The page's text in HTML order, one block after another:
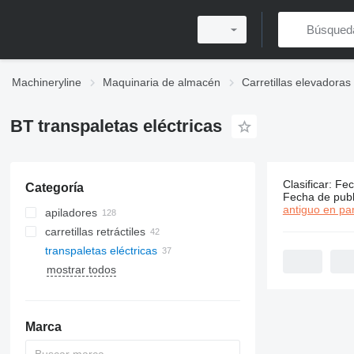
Machineryline Maquinaria de almacén Carretillas elevadoras
BT transpaletas eléctricas
Categoría
apiladores
carretillas retráctiles
transpaletas eléctricas
mostrar todos
Marca
37
Clasificar:
Fecha de
antiguo en